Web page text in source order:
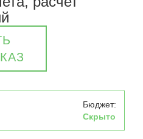
Бюджет:
Скрыто